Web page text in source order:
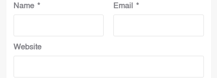
Name * Email *
Website